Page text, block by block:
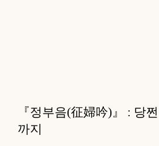
『정부음(征婦吟)』 : 당
까지